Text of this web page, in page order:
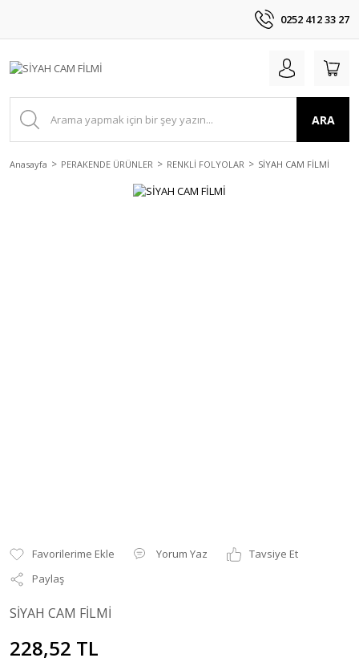
0252 412 33 27
ARA
Anasayfa PERAKENDE ÜRÜNLER RENKLİ FOLYOLAR SİYAH CAM FİLMİ
Yorum Yaz
Tavsiye Et
Paylaş
SİYAH CAM FİLMİ
228,52 TL